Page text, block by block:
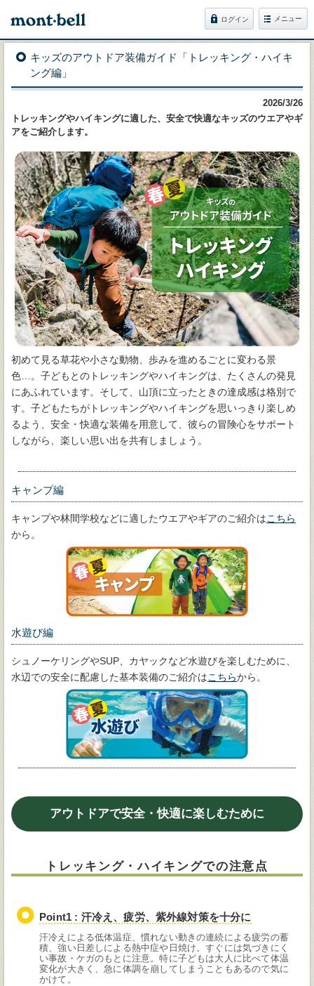
ログイン メニュー
キッズのアウトドア装備ガイド「トレッキング・ハイキ
ング編」
2026/3/26
トレッキングやハイキングに適した、安全で快適なキッズのウエアやギ
アをご紹介します。
初めて見る草花や小さな動物、歩みを進めるごとに変わる景
色…。子どもとのトレッキングやハイキングは、たくさんの発見
にあふれています。そして、山頂に立ったときの達成感は格別で
す。子どもたちがトレッキングやハイキングを思いっきり楽しめ
るよう、安全・快適な装備を用意して、彼らの冒険心をサポート
しながら、楽しい思い出を共有しましょう。
キャンプ編
キャンプや林間学校などに適したウエアやギアのご紹介はこちら
から。
水遊び編
シュノーケリングやSUP、カヤックなど水遊びを楽しむために、
水辺での安全に配慮した基本装備のご紹介はこちらから。
アウトドアで安全・快適に楽しむために
トレッキング・ハイキングでの注意点
Point1 : 汗冷え、疲労、紫外線対策を十分に
汗冷えによる低体温症、慣れない動きの連続による疲労の蓄
積、強い日差しによる熱中症や日焼け。すぐには気づきにく
い事故・ケガのもとに注意。特に子どもは大人に比べて体温
変化が大きく、急に体調を崩してしまうこともあるので気に
かけて。